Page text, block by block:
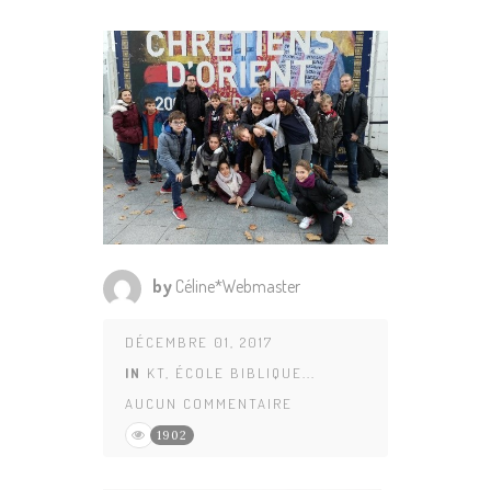
by Céline*Webmaster
DÉCEMBRE 01, 2017
IN KT, ÉCOLE BIBLIQUE...
AUCUN COMMENTAIRE
1902